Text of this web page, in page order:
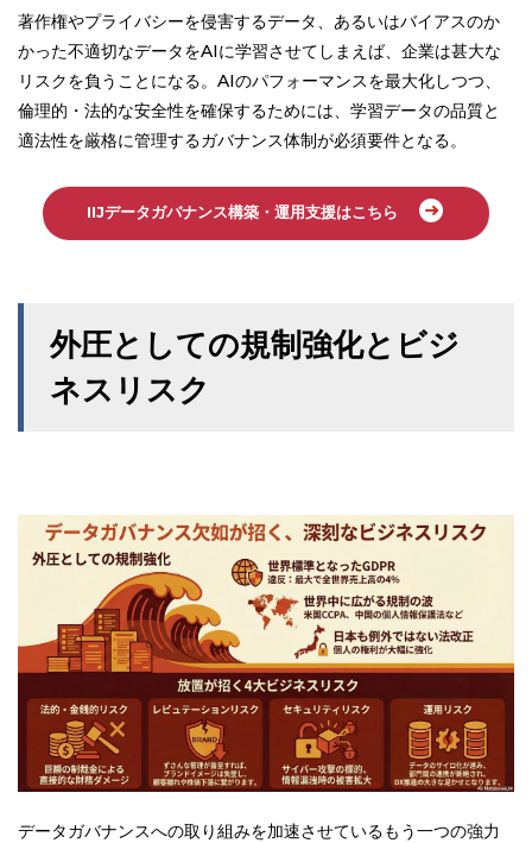
著作権やプライバシーを侵害するデータ、あるいはバイアスのか
かった不適切なデータをAIに学習させてしまえば、企業は甚大な
リスクを負うことになる。AIのパフォーマンスを最大化しつつ、
倫理的・法的な安全性を確保するためには、学習データの品質と
適法性を厳格に管理するガバナンス体制が必須要件となる。
IIJデータガバナンス構築・運用支援はこちら
外圧としての規制強化とビジ
ネスリスク
データガバナンスへの取り組みを加速させているもう一つの強力